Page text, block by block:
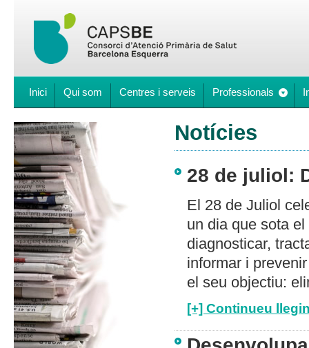
Inici Qui som Centres i serveis Professionals
Notícies
28 de juliol:
El 28 de Juliol
un dia que sota
diagnosticar,
informar i
el seu objectiu:
[+] Continueu